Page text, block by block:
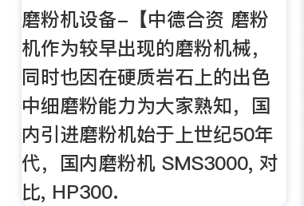
磨粉机设备-【中德合资 磨粉
机作为较早出现的磨粉机械，
同时也因在硬质岩石上的出色
中细磨粉能力为大家熟知，国
内引进磨粉机始于上世纪50年
代，国内磨粉机 SMS3000, 对
比, HP300.